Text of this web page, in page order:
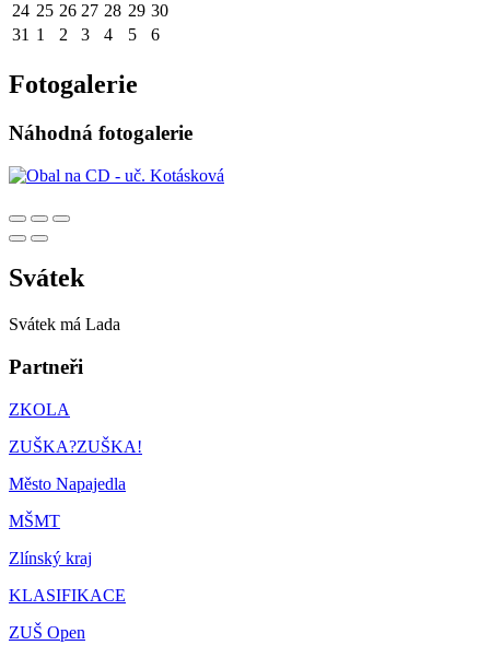
24 25 26 27 28 29 30
31 1 2 3 4 5 6
Fotogalerie
Náhodná fotogalerie
Svátek
Svátek má Lada
Partneři
ZKOLA
ZUŠKA?ZUŠKA!
Město Napajedla
MŠMT
Zlínský kraj
KLASIFIKACE
ZUŠ Open